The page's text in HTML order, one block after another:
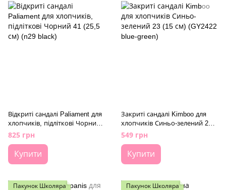
Відкриті сандалі Paliament для
хлопчиків, підліткові Чорний
41 (25,5 см) (n29 black)
825 грн
Купити
Закриті сандалі Kimboo для
хлопчиків Синьо-зелений 23
(15 см) (GY2422 blue-green)
549 грн
Купити
Пакунок Школяра Пакунок Школяра